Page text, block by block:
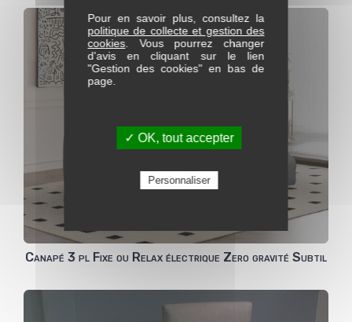
Canapé 3 pl Fixe ou Relax électrique Zero gravité Subtil
Pour en savoir plus, consultez la
politique de collecte et gestion des
cookies. Vous pourrez changer
d'avis en cliquant sur le lien
"Gestion des cookies" en bas de
page.
✓ OK, tout accepter
Personnaliser